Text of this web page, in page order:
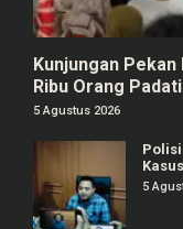
Kunjungan
Ribu Orang
5 Agustus 2026
5